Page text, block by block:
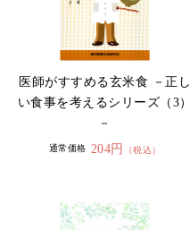
医師がすすめる玄米食 －正し
い食事を考えるシリーズ（3）
－
通常価格 204円 （税込）